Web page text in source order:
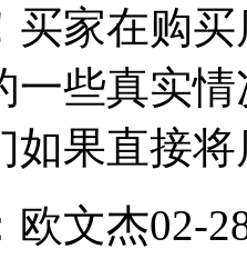
买家在购
一些真实
如果直接
欧文杰02-